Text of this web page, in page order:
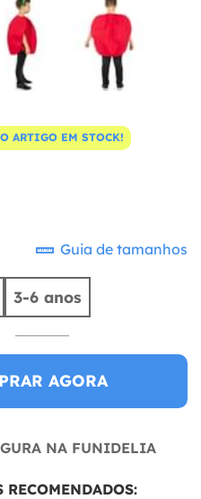
ARTIGO EM STOCK!
Guia de tamanhos
3-6 anos
AGORA
NA FUNIDELIA